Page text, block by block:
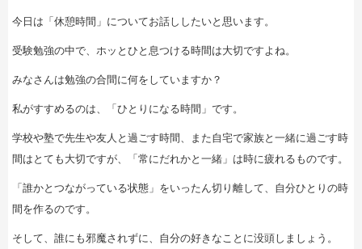
今日は「休憩時間」についてお話ししたいと思います。
受験勉強の中で、ホッとひと息つける時間は大切ですよね。
みなさんは勉強の合間に何をしていますか？
私がすすめるのは、「ひとりになる時間」です。
学校や塾で先生や友人と過ごす時間、また自宅で家族と一緒に過ごす時
間はとても大切ですが、「常にだれかと一緒」は時に疲れるものです。
「誰かとつながっている状態」をいったん切り離して、自分ひとりの時
間を作るのです。
そして、誰にも邪魔されずに、自分の好きなことに没頭しましょう。